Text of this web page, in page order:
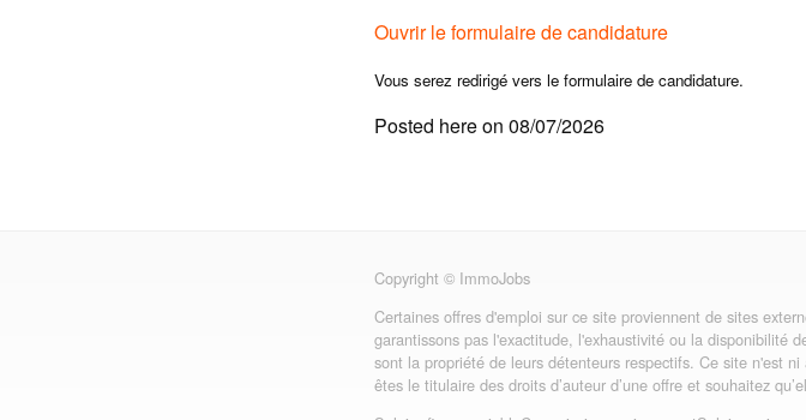
Ouvrir le formulaire de candidature
Vous serez redirigé vers le formulaire de candidature.
Posted here on 08/07/2026
Copyright © ImmoJobs
Certaines offres d'emploi sur ce site proviennent de sites
garantissons pas l'exactitude, l'exhaustivité ou la disponibilité
sont la propriété de leurs détenteurs respectifs. Ce site n'est
êtes le titulaire des droits d’auteur d’une offre et souhaitez